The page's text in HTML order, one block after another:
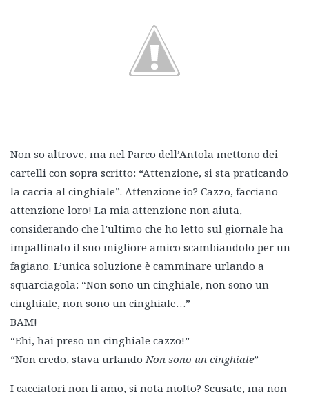
Non so altrove, ma nel Parco dell’Antola mettono dei
cartelli con sopra scritto: “Attenzione, si sta praticando
la caccia al cinghiale”. Attenzione io? Cazzo, facciano
attenzione loro! La mia attenzione non aiuta,
considerando che l’ultimo che ho letto sul giornale ha
impallinato il suo migliore amico scambiandolo per un
fagiano. L’unica soluzione è camminare urlando a
squarciagola: “Non sono un cinghiale, non sono un
cinghiale, non sono un cinghiale…”
BAM!
“Ehi, hai preso un cinghiale cazzo!”
“Non credo, stava urlandoNon sono un cinghiale”
I cacciatori non li amo, si nota molto? Scusate, ma non